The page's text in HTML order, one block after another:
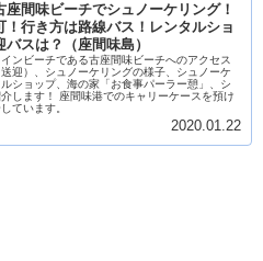
座間味ビーチでシュノーケリング！
！行き方は路線バス！レンタルショ
バスは？（座間味島）
ンビーチである古座間味ビーチへのアクセス
送迎）、シュノーケリングの様子、シュノーケ
ショップ、海の家「お食事パーラー憩」、シ
します！ 座間味港でのキャリーケースを預け
ています。
2020.01.22